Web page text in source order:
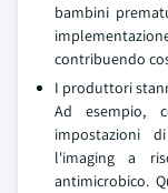
bambini
contribuendo
I produttori
Ad esempio,
impostazioni
l'imaging a
antimicrobico.